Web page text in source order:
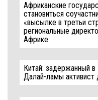
Африканские
становиться
«высылке в третьи
региональные
Африке
Китай: задержанный
Далай-ламы